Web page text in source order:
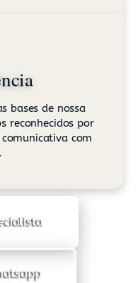
bases de nossa
reconhecidos por
com